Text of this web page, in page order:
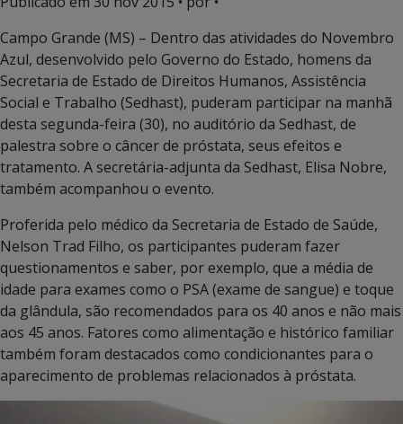
Campo Grande (MS) – Dentro das atividades do Novembro
Azul, desenvolvido pelo Governo do Estado, homens da
Secretaria de Estado de Direitos Humanos, Assistência
Social e Trabalho (Sedhast), puderam participar na manhã
desta segunda-feira (30), no auditório da Sedhast, de
palestra sobre o câncer de próstata, seus efeitos e
tratamento. A secretária-adjunta da Sedhast, Elisa Nobre,
também acompanhou o evento.
Proferida pelo médico da Secretaria de Estado de Saúde,
Nelson Trad Filho, os participantes puderam fazer
questionamentos e saber, por exemplo, que a média de
idade para exames como o PSA (exame de sangue) e toque
da glândula, são recomendados para os 40 anos e não mais
aos 45 anos. Fatores como alimentação e histórico familiar
também foram destacados como condicionantes para o
aparecimento de problemas relacionados à próstata.